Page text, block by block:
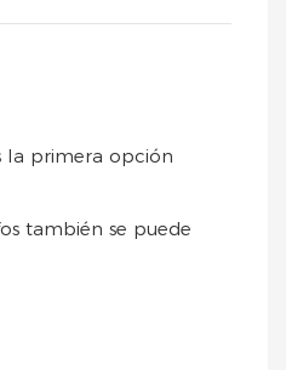
la primera opción
también se puede